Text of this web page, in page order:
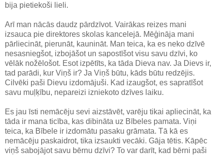
bija pietiekoši lieli.
Arī man nācās daudz pārdzīvot. Vairākas reizes mani
izsauca pie direktores skolas kancelejā. Mēģināja mani
pārliecināt, pierunāt, kaunināt. Man teica, ka es neko dzīvē
nesasniegšot, izbojāšot un sapostīšot visu savu dzīvi, ko
vēlāk nožēlošot. Esot izpētīts, ka tāda Dieva nav. Ja Dievs ir,
tad parādi, kur Viņš ir? Ja Viņš būtu, kāds būtu redzējis.
Cilvēki paši Dievu izdomājuši. Kad izaugšot, es sapratīšot
savu muļķību, nepareizi izniekoto dzīves laiku.
Es jau īsti nemācēju sevi aizstāvēt, varēju tikai apliecināt, ka
tāda ir mana ticība, kas dibināta uz Bībeles pamata. Viņi
teica, ka Bībele ir izdomātu pasaku grāmata. Tā kā es
nemācēju paskaidrot, tika izsaukti vecāki. Gāja tētis. Kāpēc
viņš sabojājot savu bērnu dzīvi? To var darīt, kad bērni paši